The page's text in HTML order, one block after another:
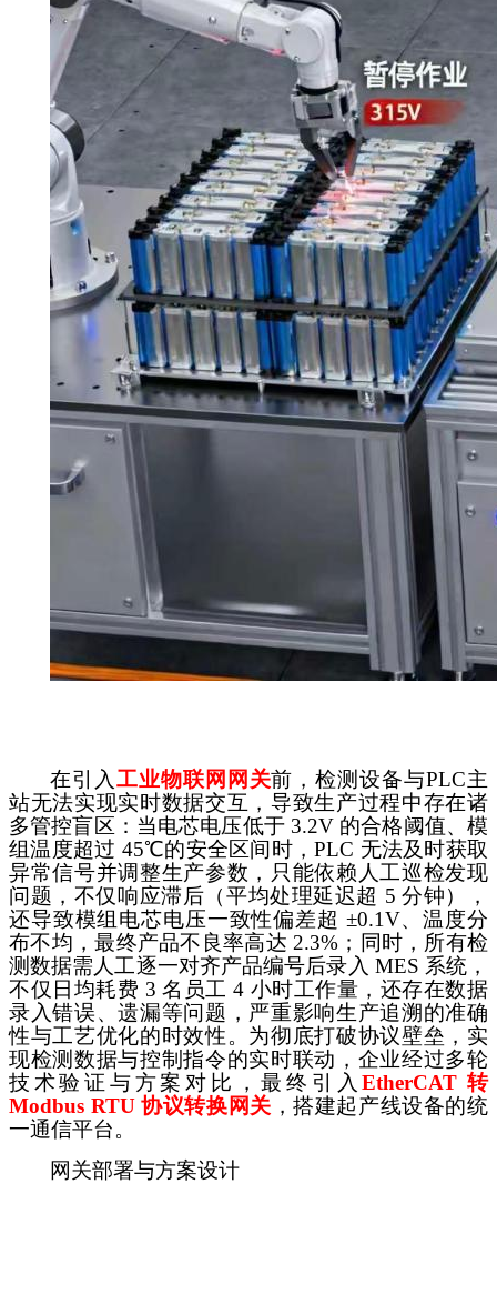
在引入 工业物联网 网关前，检测设备与PLC主
站无法实现实时数据交互，导致生产过程中存在诸
多管控盲区：当电芯电压低于 3.2V 的合格阈值、模
组温度超过 45℃的安全区间时，PLC 无法及时获取
异常信号并调整生产参数，只能依赖人工巡检发现
问题，不仅响应滞后（平均处理延迟超 5 分钟），
还导致模组电芯电压一致性偏差超 ±0.1V、温度分
布不均，最终产品不良率高达 2.3%；同时，所有检
测数据需人工逐一对齐产品编号后录入 MES 系统，
不仅日均耗费 3 名员工 4 小时工作量，还存在数据
录入错误、遗漏等问题，严重影响生产追溯的准确
性与工艺优化的时效性。为彻底打破协议壁垒，实
现检测数据与控制指令的实时联动，企业经过多轮
技术验证与方案对比，最终引入EtherCAT 转
Modbus RTU协议转换网关 ，搭建起产线设备的统
一通信平台。
网关部署与方案设计